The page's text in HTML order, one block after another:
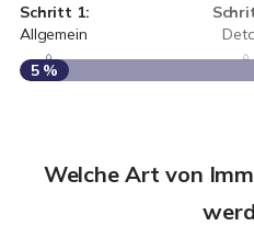
Schritt 1:
Allgemein
5 %
Welche Art von